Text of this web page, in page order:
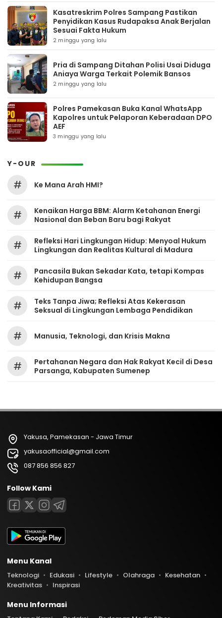
Kasatreskrim Polres Sampang Pastikan
Penyidikan Kasus Rudapaksa Anak Berjalan
Sesuai Fakta Hukum
2 minggu yang lalu
Pria di Sampang Ditahan Polisi Usai Diduga
Aniaya Warga Terkait Polemik Bansos
2 minggu yang lalu
Polres Pamekasan Buka Kanal WhatsApp
Kapolres untuk Pelaporan Keberadaan DPO
AEF
3 minggu yang lalu
Y-OUR
# Ke Mana Arah HMI?
#
Kenaikan Harga BBM: Alarm Ketahanan Energi
Nasional dan Beban Baru bagi Rakyat
#
Refleksi Hari Lingkungan Hidup: Menyoal Hukum
Lingkungan dan Realitas Kultural di Madura
#
Pancasila Bukan Sekadar Kata, tetapi Kompas
Kehidupan Bangsa
#
Teks Tanpa Jiwa; Refleksi Atas Kekerasan
Seksual di Lingkungan Lembaga Pendidikan
# Manusia, Teknologi, dan Krisis Makna
#
Pertahanan Negara dan Hak Rakyat Kecil di Desa
Parsanga, Kabupaten Sumenep
Yakusa, Pamekasan - Jawa Timur
yakusaofficial@gmail.com
087 856 856 827
Follow Kami
Menu Kanal
Teknologi Edukasi Lifestyle Olahraga
Kesehatan
Kreativitas
Inspirasi
Menu Informasi